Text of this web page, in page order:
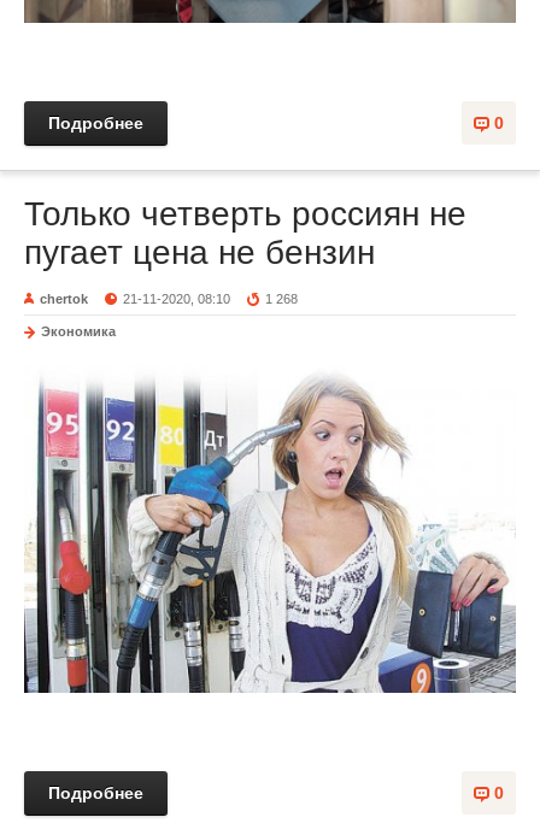
0
Подробнее
Только четверть россиян не
пугает цена не бензин
chertok 21-11-2020, 08:10 1 268
Экономика
0
Подробнее